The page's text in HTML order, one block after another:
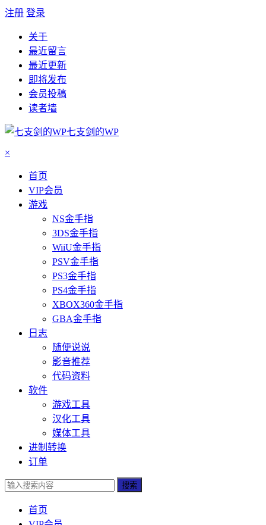
注册 登录
关于
最近留言
最近更新
即将发布
会员投稿
读者墙
七支剑的WP
×
首页
VIP会员
游戏
NS金手指
3DS金手指
WiiU金手指
PSV金手指
PS3金手指
PS4金手指
XBOX360金手指
GBA金手指
日志
随便说说
影音推荐
代码资料
软件
游戏工具
汉化工具
媒体工具
进制转换
订单
搜索
首页